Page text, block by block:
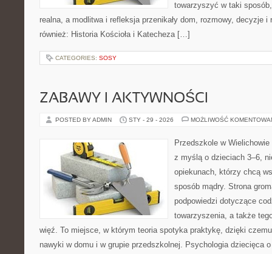
towarzyszyć w taki
realna, a modlitwa i refleksja przenikały dom, rozmowy, decyzje
również: Historia Kościoła i Katecheza […]
CATEGORIES: SOSY
ZABAWY I AKTYWNOŚCI
POSTED BY ADMIN STY - 29 - 2026 MOŻLIWOŚĆ
Przedszkole w
z myślą o dzieciach 3–6,
opiekunach, którzy chcą
sposób mądry. Strona
podpowiedzi dotyczące
towarzyszenia, a także
więź. To miejsce, w którym teoria spotyka praktykę, dzięki czemu
nawyki w domu i w grupie przedszkolnej. Psychologia dziecięca